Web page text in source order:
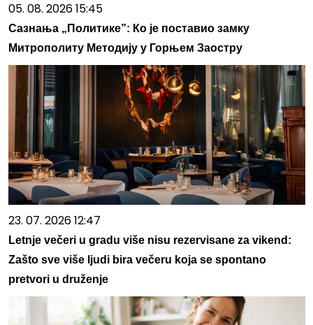
05. 08. 2026 15:45
Сазнања „Политике”: Ко је поставио замку
Митрополиту Методију у Горњем Заостру
23. 07. 2026 12:47
Letnje večeri u gradu više nisu rezervisane za vikend:
Zašto sve više ljudi bira večeru koja se spontano
pretvori u druženje